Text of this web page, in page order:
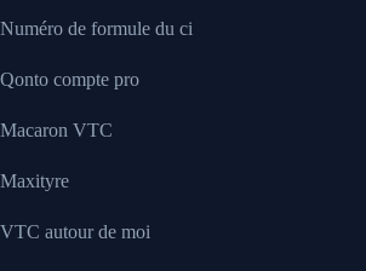
Numéro de formule du ci
Qonto compte pro
Macaron VTC
Maxityre
VTC autour de moi